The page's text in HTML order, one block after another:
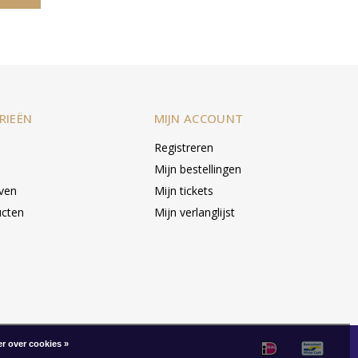
MIJN ACCOUNT
Registreren
Mijn bestellingen
Mijn tickets
Mijn verlanglijst
over cookies »